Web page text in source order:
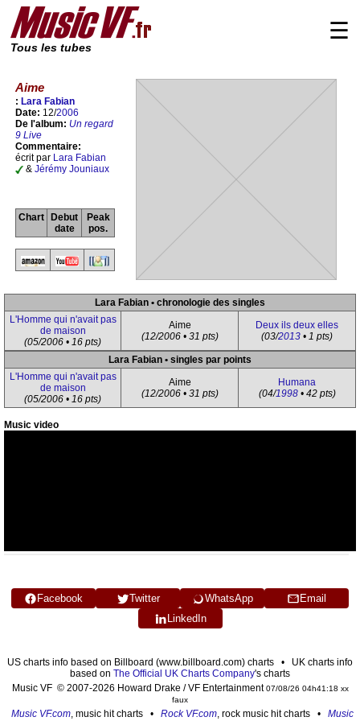
Tous les tubes
☰
Aime
: Lara Fabian
Date: 12/2006
De l'album: Un regard
9 Live
Commentaire:
écrit par Lara Fabian
& Jérémy Jouniaux
Chart
Debut
date
Peak
pos.
Lara Fabian • chronologie des singles
L'Homme qui n'avait pas
de maison
(05/2006 • 16 pts)
Aime
(12/2006 • 31 pts)
Deux ils deux elles
(03/2013 • 1 pts)
Lara Fabian • singles par points
L'Homme qui n'avait pas
de maison
(05/2006 • 16 pts)
Aime
(12/2006 • 31 pts)
Humana
(04/1998• 42 pts)
Music video
Facebook Twitter WhatsApp
Email
LinkedIn
US charts info based on Billboard (www.billboard.com) charts • UK charts info
based on The Official UK Charts Company's charts
Music VF © 2007-2026 Howard Drake / VF Entertainment07/08/26 04h41:18 xx
faux
Music VF.com, music hit charts • Rock VF.com, rock music hit charts • Music